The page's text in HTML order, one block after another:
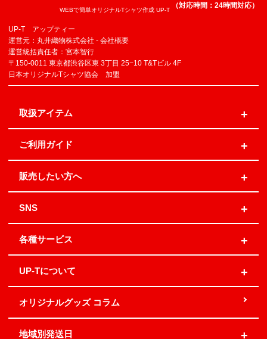
WEBで簡単オリジナルTシャツ作成 UP-T
（対応時間：24時間対応）
UP-T アップティー
運営元：丸井織物株式会社 - 会社概要
運営統括責任者：宮本智行
〒150-0011 東京都渋谷区東 3丁目 25−10 T&Tビル 4F
日本オリジナルTシャツ協会 加盟
取扱アイテム
ご利用ガイド
販売したい方へ
SNS
各種サービス
UP-Tについて
オリジナルグッズ コラム
地域別発送日